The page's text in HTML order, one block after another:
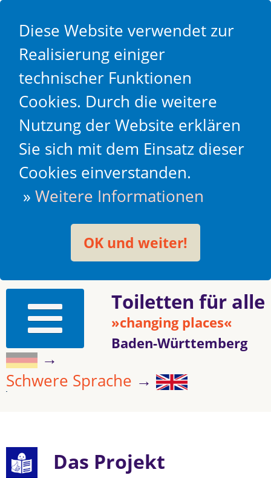
Diese Website verwendet zur
Realisierung einiger
technischer Funktionen
Cookies. Durch die weitere
Nutzung der Website erklären
Sie sich mit dem Einsatz dieser
Cookies einverstanden.
»Weitere Informationen
OK und weiter!
Toiletten für alle
»changing places«
Baden-Württemberg
→
Schwere Sprache →
Das Projekt